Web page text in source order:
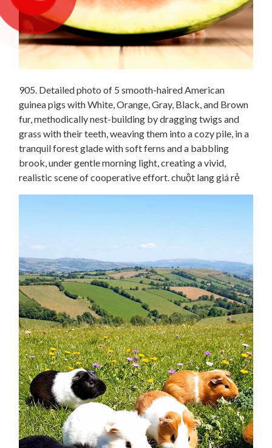
905. Detailed photo of 5 smooth-haired American
guinea pigs with White, Orange, Gray, Black, and Brown
fur, methodically nest-building by dragging twigs and
grass with their teeth, weaving them into a cozy pile, in a
tranquil forest glade with soft ferns and a babbling
brook, under gentle morning light, creating a vivid,
realistic scene of cooperative effort. chuột lang giá rẻ